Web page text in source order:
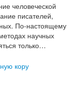
человеческой
писателей,
По-настоящему
научных
только…